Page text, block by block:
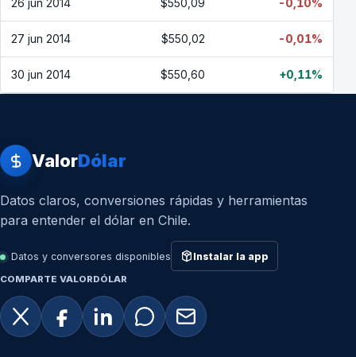
26 jun 2014 $550,09 -0,10%
27 jun 2014 $550,02 -0,01%
30 jun 2014 $550,60 +0,11%
ValorDólar
Datos claros, conversiones rápidas y herramientas
para entender el dólar en Chile.
Datos y conversores disponibles Instalar la app
COMPARTE VALORDÓLAR